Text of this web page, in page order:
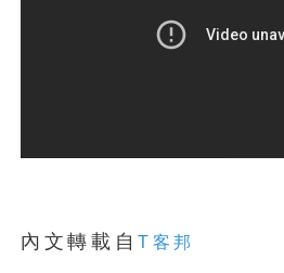
內文轉載自T客邦